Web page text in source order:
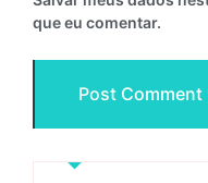
que eu comentar.